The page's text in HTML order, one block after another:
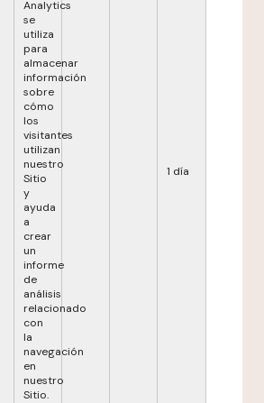
Analytics
se
utiliza
para
almacenar
información
sobre
cómo
los
visitantes
utilizan
nuestro
Sitio
y
ayuda
a
crear
un
informe
de
análisis
relacionado
con
la
navegación
en
nuestro
Sitio.
1 día